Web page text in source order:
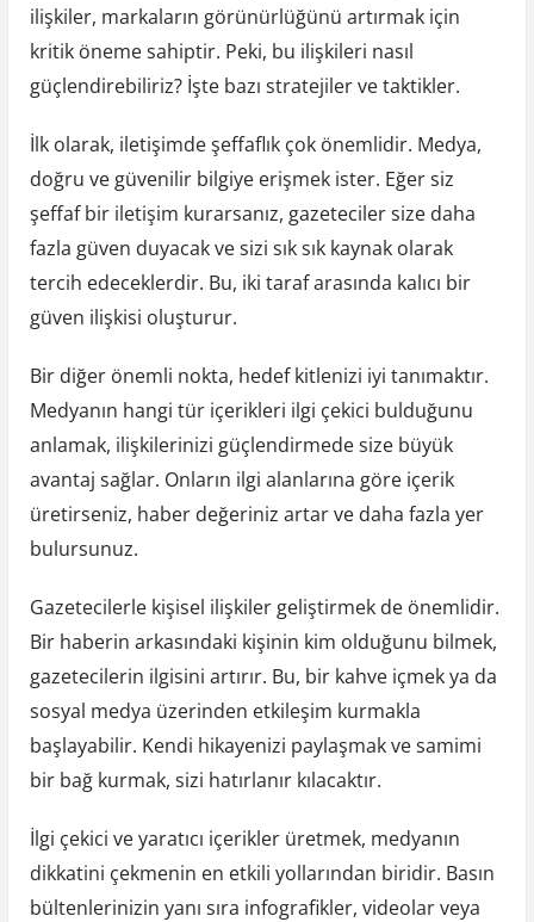
ilişkiler, markaların görünürlüğünü artırmak için
kritik öneme sahiptir. Peki, bu ilişkileri nasıl
güçlendirebiliriz? İşte bazı stratejiler ve taktikler.
İlk olarak, iletişimde şeffaflık çok önemlidir. Medya,
doğru ve güvenilir bilgiye erişmek ister. Eğer siz
şeffaf bir iletişim kurarsanız, gazeteciler size daha
fazla güven duyacak ve sizi sık sık kaynak olarak
tercih edeceklerdir. Bu, iki taraf arasında kalıcı bir
güven ilişkisi oluşturur.
Bir diğer önemli nokta, hedef kitlenizi iyi tanımaktır.
Medyanın hangi tür içerikleri ilgi çekici bulduğunu
anlamak, ilişkilerinizi güçlendirmede size büyük
avantaj sağlar. Onların ilgi alanlarına göre içerik
üretirseniz, haber değeriniz artar ve daha fazla yer
bulursunuz.
Gazetecilerle kişisel ilişkiler geliştirmek de önemlidir.
Bir haberin arkasındaki kişinin kim olduğunu bilmek,
gazetecilerin ilgisini artırır. Bu, bir kahve içmek ya da
sosyal medya üzerinden etkileşim kurmakla
başlayabilir. Kendi hikayenizi paylaşmak ve samimi
bir bağ kurmak, sizi hatırlanır kılacaktır.
İlgi çekici ve yaratıcı içerikler üretmek, medyanın
dikkatini çekmenin en etkili yollarından biridir. Basın
bültenlerinizin yanı sıra infografikler, videolar veya